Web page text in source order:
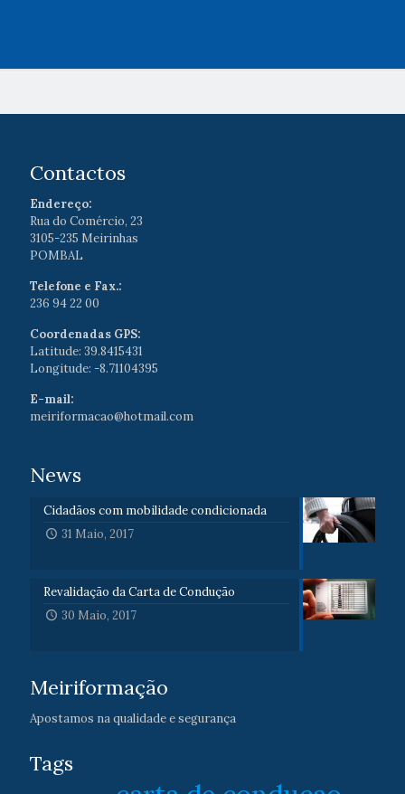
Contactos
Endereço:
Rua do Comércio, 23
3105-235 Meirinhas
POMBAL
Telefone e Fax.:
236 94 22 00
Coordenadas GPS:
Latitude: 39.8415431
Longitude: -8.71104395
E-mail:
meiriformacao@hotmail.com
News
Cidadãos com mobilidade condicionada
31 Maio, 2017
Revalidação da Carta de Condução
30 Maio, 2017
Meiriformação
Apostamos na qualidade e segurança
Tags